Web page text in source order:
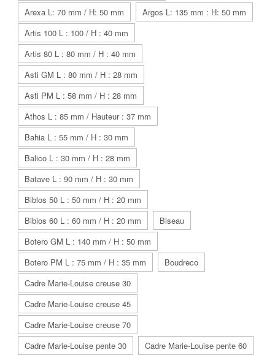
Arexa L: 70 mm / H: 50 mm
Argos L: 135 mm : H: 50 mm
Artis 100 L : 100 / H : 40 mm
Artis 80 L : 80 mm / H : 40 mm
Asti GM L : 80 mm / H : 28 mm
Asti PM L : 58 mm / H : 28 mm
Athos L : 85 mm / Hauteur : 37 mm
Bahia L : 55 mm / H : 30 mm
Balico L : 30 mm / H : 28 mm
Batave L : 90 mm / H : 30 mm
Biblos 50 L : 50 mm / H : 20 mm
Biblos 60 L : 60 mm / H : 20 mm
Biseau
Botero GM L : 140 mm / H : 50 mm
Botero PM L : 75 mm / H : 35 mm
Boudreco
Cadre Marie-Louise creuse 30
Cadre Marie-Louise creuse 45
Cadre Marie-Louise creuse 70
Cadre Marie-Louise pente 30
Cadre Marie-Louise pente 60